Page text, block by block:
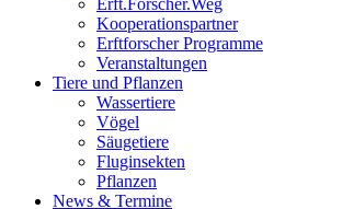
Erft.Forscher.Weg
Kooperationspartner
Erftforscher Programme
Veranstaltungen
Tiere und Pflanzen
Wassertiere
Vögel
Säugetiere
Fluginsekten
Pflanzen
News & Termine